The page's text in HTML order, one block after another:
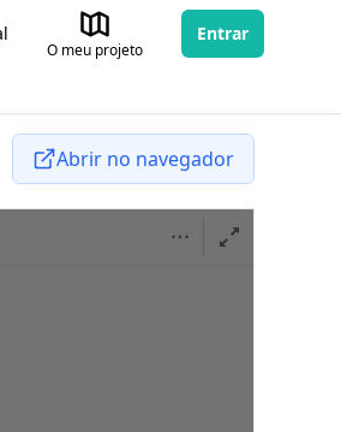
O meu projeto
Entrar
Abrir no navegador